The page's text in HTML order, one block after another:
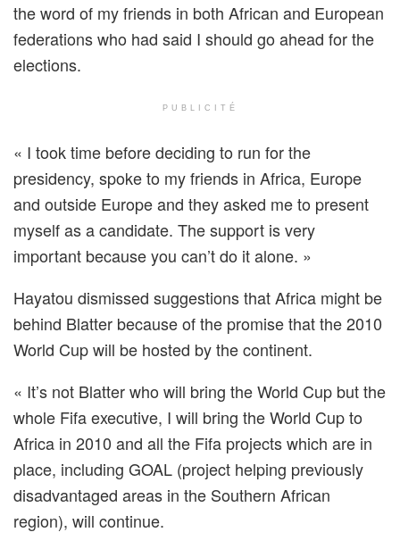
the word of my friends in both African and European
federations who had said I should go ahead for the
elections.
PUBLICITÉ
« I took time before deciding to run for the
presidency, spoke to my friends in Africa, Europe
and outside Europe and they asked me to present
myself as a candidate. The support is very
important because you can’t do it alone. »
Hayatou dismissed suggestions that Africa might be
behind Blatter because of the promise that the 2010
World Cup will be hosted by the continent.
« It’s not Blatter who will bring the World Cup but the
whole Fifa executive, I will bring the World Cup to
Africa in 2010 and all the Fifa projects which are in
place, including GOAL (project helping previously
disadvantaged areas in the Southern African
region), will continue.